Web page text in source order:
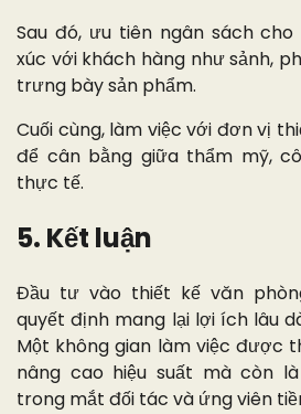
Sau đó, ưu tiên ngân sách
xúc với khách hàng như sảnh,
trưng bày sản phẩm.
Cuối cùng, làm việc với đơn vị
để cân bằng giữa thẩm mỹ,
thực tế.
5. Kết luận
Đầu tư vào thiết kế văn
quyết định mang lại lợi ích lâu
Một không gian làm việc được
nâng cao hiệu suất mà còn
trong mắt đối tác và ứng viên